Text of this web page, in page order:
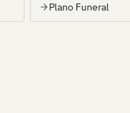
Plano Funeral